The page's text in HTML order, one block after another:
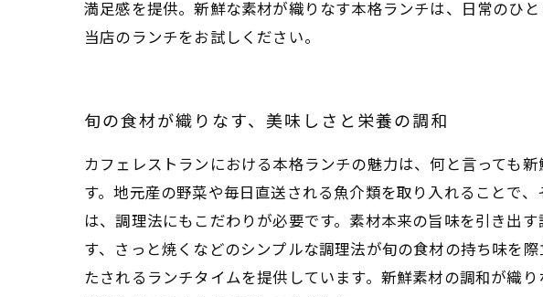
満足感を提供。新鮮な素材が織りなす本格ランチは、日常のひ
当店のランチをお試しください。
旬の食材が織りなす、美味しさと栄養の調和
カフェレストランにおける本格ランチの魅力は、何と言っても
す。地元産の野菜や毎日直送される魚介類を取り入れることで
は、調理法にもこだわりが必要です。素材本来の旨味を引き出
す、さっと焼くなどのシンプルな調理法が旬の食材の持ち味を
たされるランチタイムを提供しています。新鮮素材の調和が織